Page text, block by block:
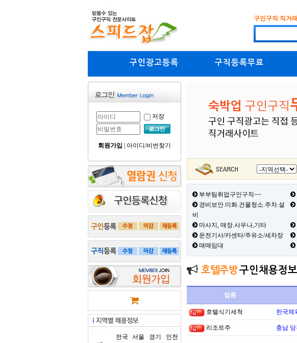
구인구직 직거
구인광고등록 구직등록무료
저장
회원가입 아이디/비번찾기
전국 서울 경기
인천
부부팀취업구인구직~~
경비보안.미화.건물청소.주차.설
비
마사지, 매장.사우나,기타
운전기사/카센타/주유소/세차장
매매임대
호텔주방구인채용정보
업종
호텔식기세척 한국체
리조트주 충남